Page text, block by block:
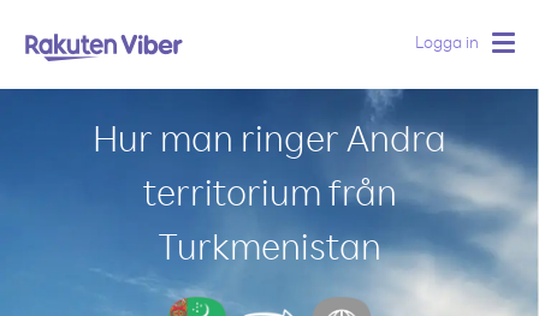
Logga in
Hur man ringer Andra
territorium från
Turkmenistan